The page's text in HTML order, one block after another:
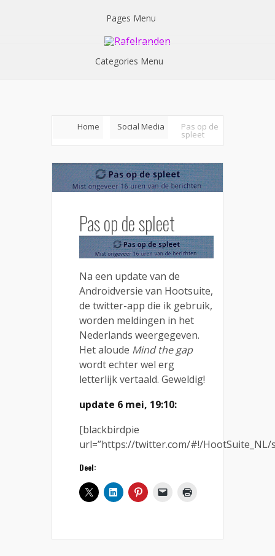
Pages Menu
Categories Menu
Home Social Media Pas op de
spleet
Pas op de spleet
Na een update van de
Androidversie van Hootsuite,
de twitter-app die ik gebruik,
worden meldingen in het
Nederlands weergegeven.
Het aloude Mind the gap
wordt echter wel erg
letterlijk vertaald. Geweldig!
update 6 mei, 19:10:
[blackbirdpie
url=”https://twitter.com/#!/HootSuite_NL/
Deel: